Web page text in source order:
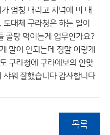
엄청 내리고 저녁에 비 내
대체 구라청은 하는 일이
골탕 먹이는게 업무인가요?
말이 안되는데 정말 이렇게
구라청에 구라예보의 안맞
샤워 잘했습니다 감사합니다
목록